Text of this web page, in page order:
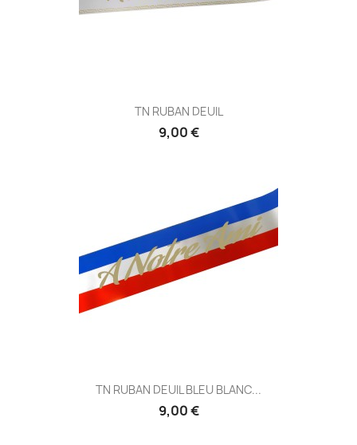
TN RUBAN DEUIL
9,00 €
TN RUBAN DEUIL BLEU BLANC...
9,00 €